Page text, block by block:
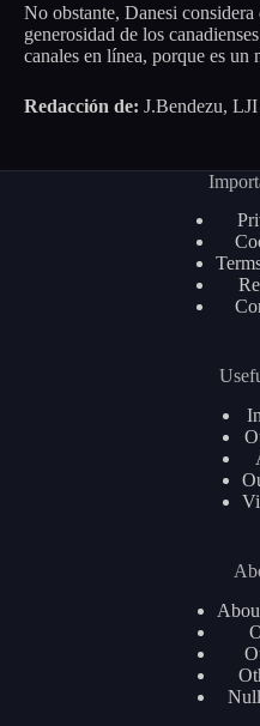
No obstante, Danesi
generosidad de los
canales en línea, porque es un
Redacción de: J.Bendezu,